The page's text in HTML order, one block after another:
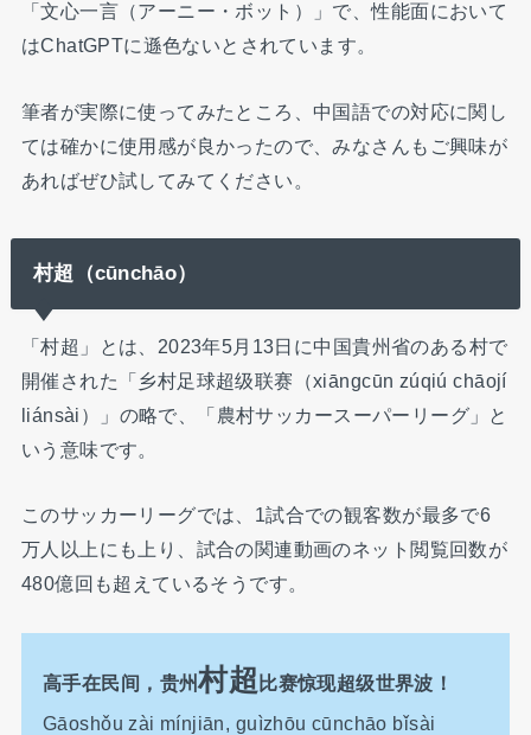
「文心一言（アーニー・ボット）」で、性能面において
はChatGPTに遜色ないとされています。
筆者が実際に使ってみたところ、中国語での対応に関し
ては確かに使用感が良かったので、みなさんもご興味が
あればぜひ試してみてください。
村超（cūnchāo）
「村超」とは、2023年5月13日に中国貴州省のある村で
開催された「乡村足球超级联赛（xiāngcūn zúqiú chāojí
liánsài）」の略で、「農村サッカースーパーリーグ」と
いう意味です。
このサッカーリーグでは、1試合での観客数が最多で6
万人以上にも上り、試合の関連動画のネット閲覧回数が
480億回も超えているそうです。
高手在民间，贵州村超 比赛惊现超级世界波！
Gāoshǒu zài mínjiān, guìzhōu cūnchāo bǐsài